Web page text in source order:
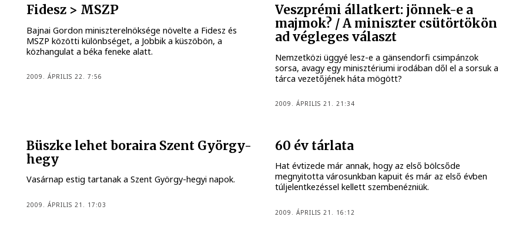
Fidesz > MSZP
Bajnai Gordon miniszterelnöksége növelte a Fidesz és
MSZP közötti különbséget, a Jobbik a küszöbön, a
közhangulat a béka feneke alatt.
2009. ÁPRILIS 22. 7:56
Veszprémi állatkert: jönnek-e a
majmok? / A miniszter csütörtökön
ad végleges választ
Nemzetközi üggyé lesz-e a gänsendorfi csimpánzok
sorsa, avagy egy minisztériumi irodában dől el a sorsuk a
tárca vezetőjének háta mögött?
2009. ÁPRILIS 21. 21:34
Büszke lehet boraira Szent György-
hegy
Vasárnap estig tartanak a Szent György-hegyi napok.
2009. ÁPRILIS 21. 17:03
60 év tárlata
Hat évtizede már annak, hogy az első bölcsőde
megnyitotta városunkban kapuit és már az első évben
túljelentkezéssel kellett szembenézniük.
2009. ÁPRILIS 21. 16:12